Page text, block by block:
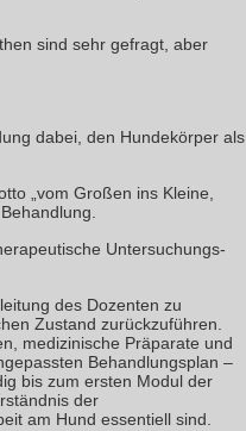
sind sehr gefragt, aber
dabei, den Hundekörper als
„vom Großen ins Kleine,
Untersuchungs-
des Dozenten zu
Zustand zurückzuführen.
medizinische Präparate und
Behandlungsplan –
bis zum ersten Modul der
der
am Hund essentiell sind.